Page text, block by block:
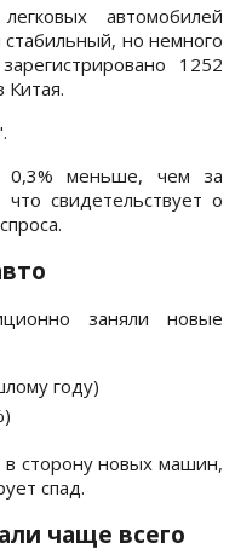
автомобилей
стабильный, но немного
1252
Китая.
0,3% меньше, чем за
свидетельствует о
заняли новые
году)
сторону новых машин,
спад.
чаще всего